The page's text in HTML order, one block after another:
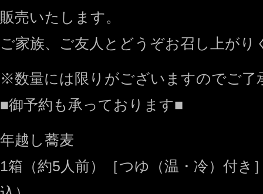
販売いたします。
ご家族、ご友人とどうぞお召し上がり
※数量には限りがございますのでご了
■御予約も承っております■
年越し蕎麦
1箱（約5人前）［つゆ（温・冷）付